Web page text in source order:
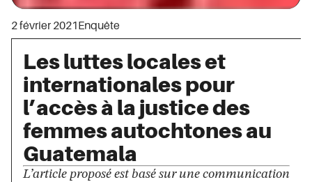
2 février 2021Enquête
Les luttes locales et
internationales pour
l’accès à la justice des
femmes autochtones au
Guatemala
L’article proposé est basé sur une communication